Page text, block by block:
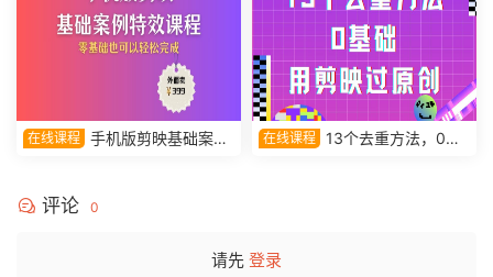
在线课程 手机版剪映基础案例
在线课程
13个去重方法，0基
评论 0
请先 登录